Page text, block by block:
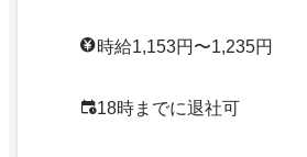
時給1,153円〜1,235円
18時までに退社可